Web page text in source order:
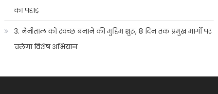
का पहाड़
3. नैनीताल को स्वच्छ बनाने की मुहिम शुरू, 8 दिन तक प्रमुख मार्गों पर
चलेगा विशेष अभियान